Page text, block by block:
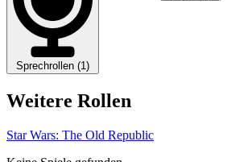
Sprechrollen (1)
Weitere Rollen
Star Wars: The Old Republic